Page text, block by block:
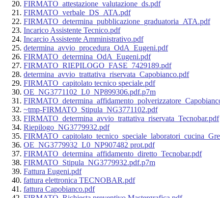
FIRMATO_attestazione_valutazione_ds.pdf
FIRMATO_verbale_DS_ATA.pdf
FIRMATO_determina_pubblicazione_graduatoria_ATA.pdf
Incarico Assistente Tecnico.pdf
Incarcio Assistente Amministrativo.pdf
determina_avvio_procedura_OdA_Eugeni.pdf
FIRMATO_determina_OdA_Eugeni.pdf
FIRMATO_RIEPILOGO_FASE_7429189.pdf
determina_avvio_trattativa_riservata_Capobianco.pdf
FIRMATO_capitolato tecnico speciale.pdf
OE_NG3771102_L0_NP899306.pdf.p7m
~tmp-FIRMATO_Stipula_NG3771102.pdf
FIRMATO_determina_avvio_trattativa_riservata_Tecnobar.pdf
Riepilogo_NG3779932.pdf
OE_NG3779932_L0_NP907482 prot.pdf
FIRMATO_determina_affidamento_diretto_Tecnobar.pdf
FIRMATO_Stipula_NG3779932.pdf.p7m
Fattura Eugeni.pdf
fattura elettronica TECNOBAR.pdf
fattura Capobianco.pdf